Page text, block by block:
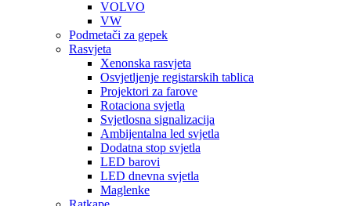
VOLVO
VW
Podmetači za gepek
Rasvjeta
Xenonska rasvjeta
Osvjetljenje registarskih tablica
Projektori za farove
Rotaciona svjetla
Svjetlosna signalizacija
Ambijentalna led svjetla
Dodatna stop svjetla
LED barovi
LED dnevna svjetla
Maglenke